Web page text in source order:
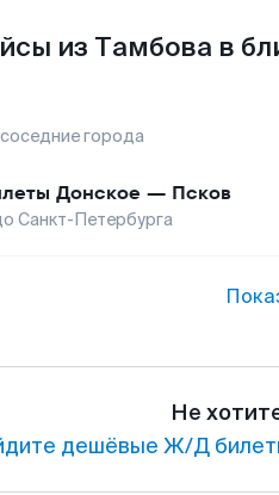
из Тамбова в
города
Донское — Псков
Санкт-Петербурга
Не
дешёвые Ж/Д